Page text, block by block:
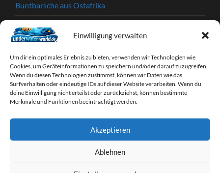
Einwilligung verwalten
Um dir ein optimales Erlebnis zu bieten, verwenden wir Technologien wie
Cookies, um Geräteinformationen zu speichern und/oder darauf zuzugreifen.
Wenn du diesen Technologien zustimmst, können wir Daten wie das
Surfverhalten oder eindeutige IDs auf dieser Website verarbeiten. Wenn du
deine Einwilligung nicht erteilst oder zurückziehst, können bestimmte
Merkmale und Funktionen beeinträchtigt werden.
Akzeptieren
Ablehnen
Buntbarsche aus Ostafrika
Einkaufstipps
Krankheiten und Parasiten
Partnerprogramme
Tipps & Tricks